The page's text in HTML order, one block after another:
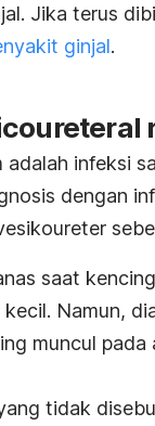
Jika terus
ginjal.
infeksi
dengan
saat
Namun,
muncul pada
tidak